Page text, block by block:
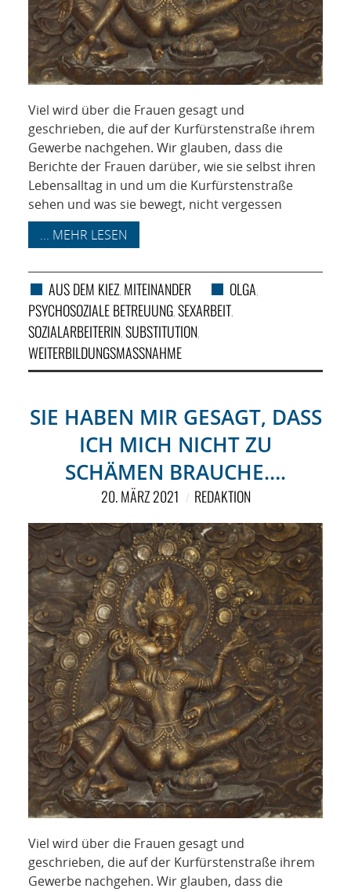
Viel wird über die Frauen gesagt und
geschrieben, die auf der Kurfürstenstraße ihrem
Gewerbe nachgehen. Wir glauben, dass die
Berichte der Frauen darüber, wie sie selbst ihren
Lebensalltag in und um die Kurfürstenstraße
sehen und was sie bewegt, nicht vergessen
... MEHR LESEN
AUS DEM KIEZ, MITEINANDER OLGA,
PSYCHOSOZIALE BETREUUNG,SEXARBEIT,
SOZIALARBEITERIN,SUBSTITUTION,
WEITERBILDUNGSMASSNAHME
SIE HABEN MIR GESAGT, DASS
ICH MICH NICHT ZU
SCHÄMEN BRAUCHE….
20. MÄRZ 2021 REDAKTION
Viel wird über die Frauen gesagt und
geschrieben, die auf der Kurfürstenstraße ihrem
Gewerbe nachgehen. Wir glauben, dass die